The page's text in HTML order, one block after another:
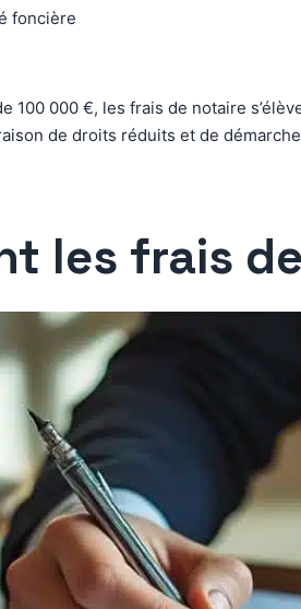
foncière
100 000 €, les frais de notaire
de droits réduits et de
les frais